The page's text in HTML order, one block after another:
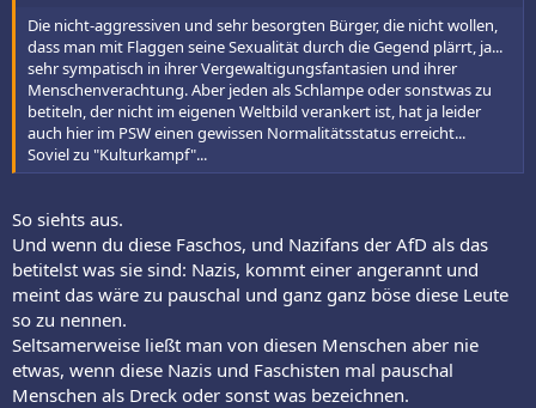
Die nicht-aggressiven und sehr besorgten Bürger, die nicht wollen,
dass man mit Flaggen seine Sexualität durch die Gegend plärrt, ja...
sehr sympatisch in ihrer Vergewaltigungsfantasien und ihrer
Menschenverachtung. Aber jeden als Schlampe oder sonstwas zu
betiteln, der nicht im eigenen Weltbild verankert ist, hat ja leider
auch hier im PSW einen gewissen Normalitätsstatus erreicht...
Soviel zu "Kulturkampf"...
So siehts aus.
Und wenn du diese Faschos, und Nazifans der AfD als das
betitelst was sie sind: Nazis, kommt einer angerannt und
meint das wäre zu pauschal und ganz ganz böse diese Leute
so zu nennen.
Seltsamerweise ließt man von diesen Menschen aber nie
etwas, wenn diese Nazis und Faschisten mal pauschal
Menschen als Dreck oder sonst was bezeichnen.